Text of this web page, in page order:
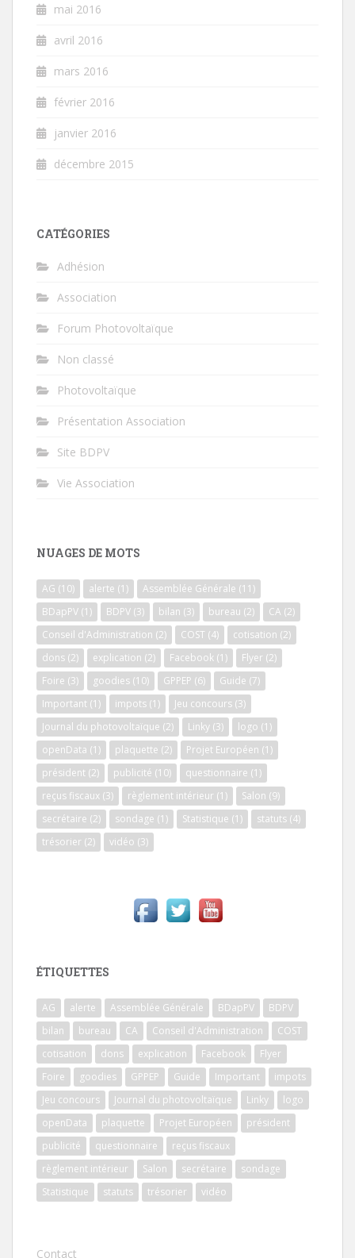
mai 2016
avril 2016
mars 2016
février 2016
janvier 2016
décembre 2015
CATÉGORIES
Adhésion
Association
Forum Photovoltaïque
Non classé
Photovoltaïque
Présentation Association
Site BDPV
Vie Association
NUAGES DE MOTS
AG (10) alerte (1) Assemblée Générale (11)
BDapPV (1) BDPV (3) bilan (3) bureau (2) CA (2)
Conseil d'Administration (2) COST (4) cotisation (2)
dons (2) explication (2) Facebook (1) Flyer (2)
Foire (3) goodies (10) GPPEP (6) Guide (7)
Important (1) impots (1) Jeu concours (3)
Journal du photovoltaïque (2) Linky (3) logo (1)
openData (1) plaquette (2) Projet Européen (1)
président (2) publicité (10) questionnaire (1)
reçus fiscaux (3) règlement intérieur (1) Salon (9)
secrétaire (2) sondage (1) Statistique (1) statuts (4)
trésorier (2) vidéo (3)
ÉTIQUETTES
AG alerte Assemblée Générale BDapPV
BDPV
bilan
bureau CA Conseil d'Administration
COST
cotisation
dons explication Facebook
Flyer
Foire
goodies GPPEP Guide Important
impots
Jeu concours
Journal du photovoltaïque Linky
logo
openData
plaquette Projet Européen
président
publicité
questionnaire
reçus fiscaux
règlement intérieur
Salon secrétaire
sondage
Statistique
statuts trésorier vidéo
Contact